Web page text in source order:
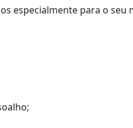
especialmente para o seu